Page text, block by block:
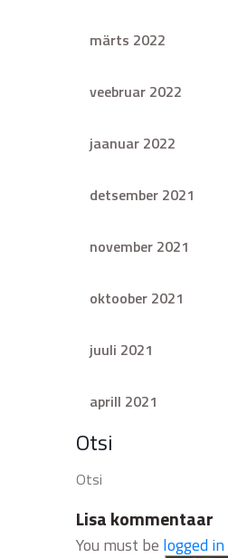
märts 2022
veebruar 2022
jaanuar 2022
detsember 2021
november 2021
oktoober 2021
juuli 2021
aprill 2021
Otsi
Lisa kommentaar
You must be logged in